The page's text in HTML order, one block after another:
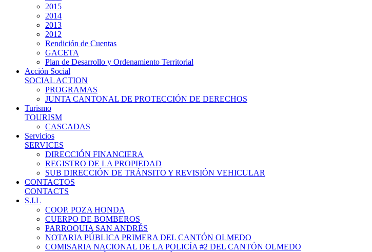
2015
2014
2013
2012
Rendición de Cuentas
GACETA
Plan de Desarrollo y Ordenamiento Territorial
Acción Social
SOCIAL ACTION
PROGRAMAS
JUNTA CANTONAL DE PROTECCIÓN DE DERECHOS
Turismo
TOURISM
CASCADAS
Servicios
SERVICES
DIRECCIÓN FINANCIERA
REGISTRO DE LA PROPIEDAD
SUB DIRECCIÓN DE TRÁNSITO Y REVISIÓN VEHICULAR
CONTACTOS
CONTACTS
S.I.L
COOP. POZA HONDA
CUERPO DE BOMBEROS
PARROQUIA SAN ANDRÉS
NOTARIA PÚBLICA PRIMERA DEL CANTÓN OLMEDO
COMISARIA NACIONAL DE LA POLICÍA #2 DEL CANTÓN OLMEDO